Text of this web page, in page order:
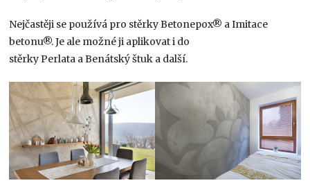
Nejčastěji se používá pro stěrky Betonepox® a Imitace
betonu®. Je ale možné ji aplikovat i do
stěrky Perlata a Benátský štuk a další.